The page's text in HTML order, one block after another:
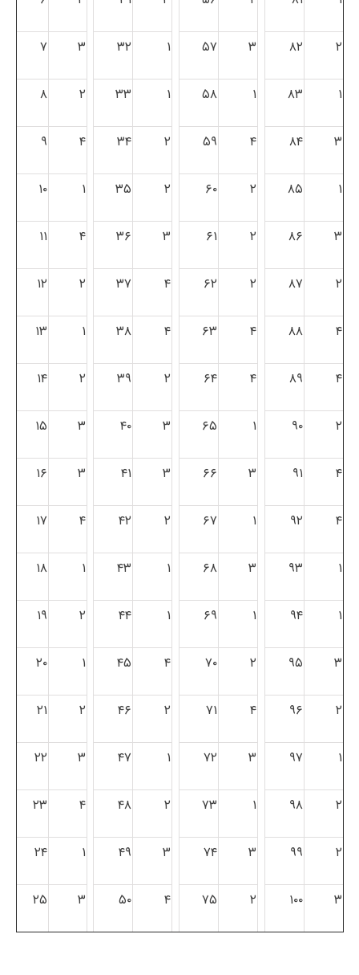
۲ ۸۲ ۳ ۵۷ ۱ ۳۲ ۳ ۷
۱ ۸۳ ۱ ۵۸ ۱ ۳۳ ۲ ۸
۳ ۸۴ ۴ ۵۹ ۲ ۳۴ ۴ ۹
۱ ۸۵ ۲ ۶۰ ۲ ۳۵ ۱ ۱۰
۳ ۸۶ ۲ ۶۱ ۳ ۳۶ ۴ ۱۱
۲ ۸۷ ۲ ۶۲ ۴ ۳۷ ۲ ۱۲
۴ ۸۸ ۴ ۶۳ ۴ ۳۸ ۱ ۱۳
۴ ۸۹ ۴ ۶۴ ۲ ۳۹ ۲ ۱۴
۲ ۹۰ ۱ ۶۵ ۳ ۴۰ ۳ ۱۵
۴ ۹۱ ۳ ۶۶ ۳ ۴۱ ۳ ۱۶
۴ ۹۲ ۱ ۶۷ ۲ ۴۲ ۴ ۱۷
۱ ۹۳ ۳ ۶۸ ۱ ۴۳ ۱ ۱۸
۱ ۹۴ ۱ ۶۹ ۱ ۴۴ ۲ ۱۹
۳ ۹۵ ۲ ۷۰ ۴ ۴۵ ۱ ۲۰
۲ ۹۶ ۴ ۷۱ ۲ ۴۶ ۲ ۲۱
۱ ۹۷ ۳ ۷۲ ۱ ۴۷ ۳ ۲۲
۲ ۹۸ ۱ ۷۳ ۲ ۴۸ ۴ ۲۳
۲ ۹۹ ۳ ۷۴ ۳ ۴۹ ۱ ۲۴
۳ ۱۰۰ ۲ ۷۵ ۴ ۵۰ ۳ ۲۵